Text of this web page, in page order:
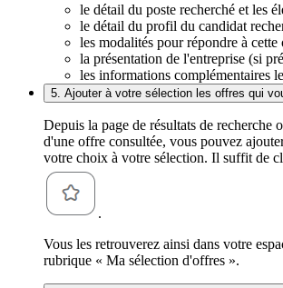
le détail du poste recherché et les
le détail du profil du candidat
les modalités pour répondre à cette
la présentation de l'entreprise (si
les informations complémentaires
5. Ajouter à votre sélection les offres qui
Depuis la page de résultats de recherche
d'une offre consultée, vous pouvez
votre choix à votre sélection. Il suffit de
.
Vous les retrouverez ainsi dans votre
rubrique « Ma sélection d'offres ».